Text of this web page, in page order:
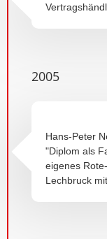
Hans-Peter
"Diplom als
eigenes
Lechbruck
2005